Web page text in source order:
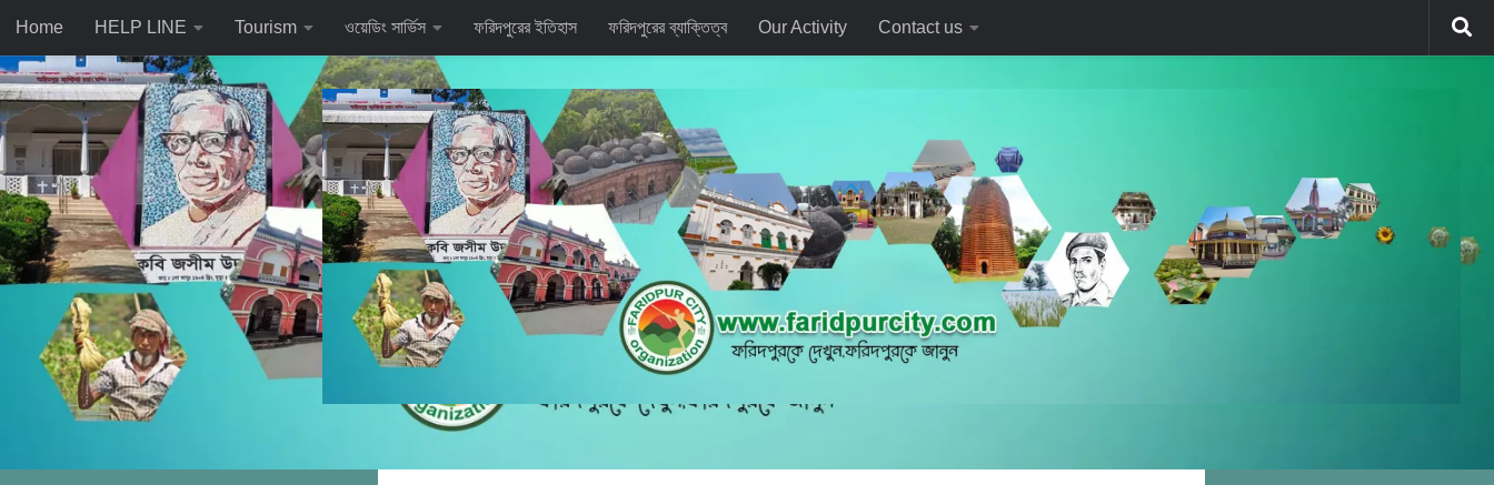
Skip to content
Home HELP LINE Tourism ওয়েডিং সার্ভিস ফরিদপুরের ইতিহাস ফরিদপুরের ব্যাক্তিত্ব Our Activity Contact us